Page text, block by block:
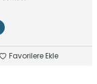
Favorilere Ekle